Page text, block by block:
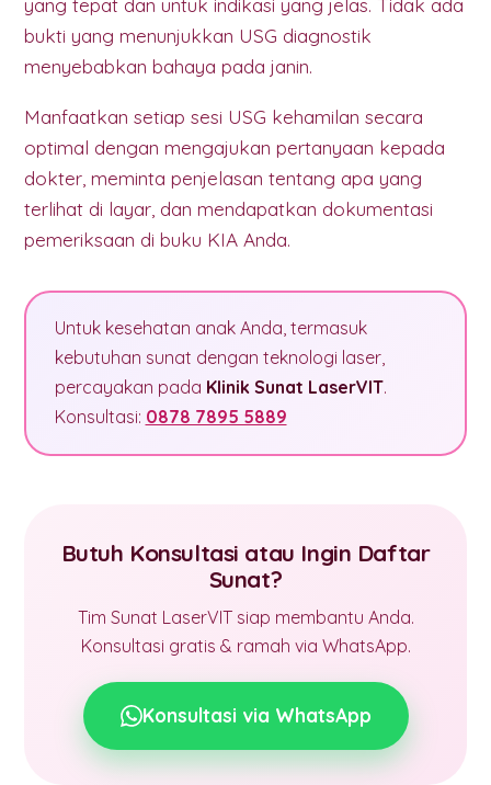
bukti yang menunjukkan USG diagnostik
menyebabkan bahaya pada janin.
Manfaatkan setiap sesi USG kehamilan secara
optimal dengan mengajukan pertanyaan kepada
dokter, meminta penjelasan tentang apa yang
terlihat di layar, dan mendapatkan dokumentasi
pemeriksaan di buku KIA Anda.
Untuk kesehatan anak Anda, termasuk
kebutuhan sunat dengan teknologi laser,
percayakan pada Klinik Sunat LaserVIT.
Konsultasi: 0878 7895 5889
Butuh Konsultasi atau Ingin Daftar
Sunat?
Tim Sunat LaserVIT siap membantu Anda.
Konsultasi gratis & ramah via WhatsApp.
Konsultasi via WhatsApp